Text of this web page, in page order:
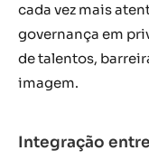
cada vez mais
governança em
de talentos,
imagem.
Integração